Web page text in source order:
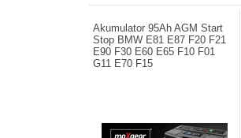
Akumulator 95Ah AGM Start
Stop BMW E81 E87 F20 F21
E90 F30 E60 E65 F10 F01
G11 E70 F15